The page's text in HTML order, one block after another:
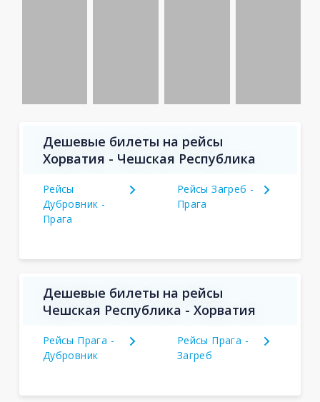
Дешевые билеты на рейсы
Хорватия - Чешская Республика
Рейсы
Дубровник -
Прага
Рейсы Загреб -
Прага
Дешевые билеты на рейсы
Чешская Республика - Хорватия
Рейсы Прага -
Дубровник
Рейсы Прага -
Загреб